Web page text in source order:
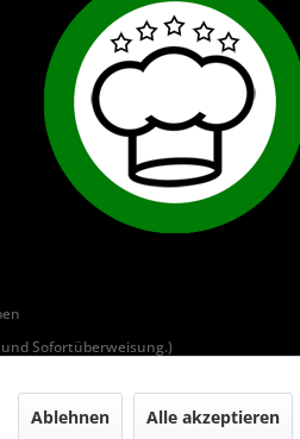
Sofortüberweisung.)
Behörden, betriebliche und soziale
Ablehnen Alle akzeptieren